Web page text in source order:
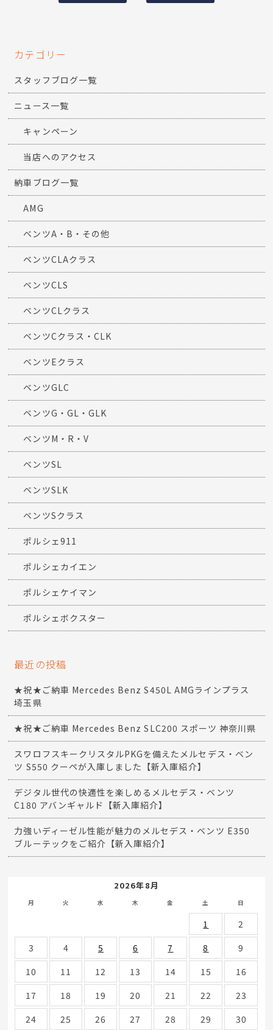
カテゴリー
スタッフブログ一覧
ニュース一覧
キャンペーン
当店へのアクセス
納車ブログ一覧
AMG
ベンツA・B・その他
ベンツCLAクラス
ベンツCLS
ベンツCLクラス
ベンツCクラス・CLK
ベンツEクラス
ベンツGLC
ベンツG・GL・GLK
ベンツM・R・V
ベンツSL
ベンツSLK
ベンツSクラス
ポルシェ911
ポルシェカイエン
ポルシェケイマン
ポルシェボクスター
最近の投稿
★祝★ご納車 Mercedes Benz S450L AMGラインプラス
埼玉県
★祝★ご納車 Mercedes Benz SLC200 スポーツ 神奈川県
スワロフスキークリスタルPKGを備えたメルセデス・ベン
ツ S550 クーペが入庫しました【新入庫紹介】
デジタル世代の快適性を楽しめるメルセデス・ベンツ
C180 アバンギャルド【新入庫紹介】
力強いディーゼル性能が魅力のメルセデス・ベンツ E350
ブルーテックをご紹介【新入庫紹介】
2026年8月
月 火 水 木 金 土 日
1
2
3
4 5 6 7 8
9
10
11 12 13 14 15
16
17
18 19 20 21 22
23
24
25 26 27 28 29 30